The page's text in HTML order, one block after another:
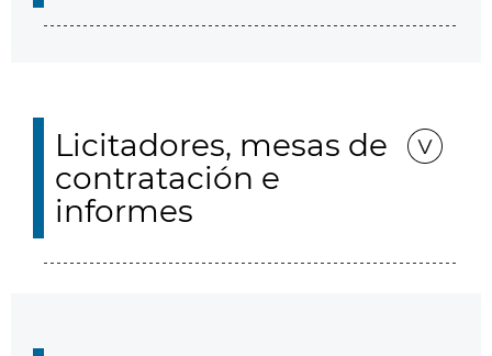
Licitadores, mesas de
contratación e
informes